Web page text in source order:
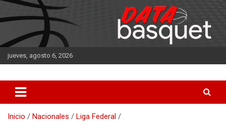
Saltar
al
contenido
jueves, agosto 6, 2026
DATA Basquet
Inicio Nacionales
Liga Federal